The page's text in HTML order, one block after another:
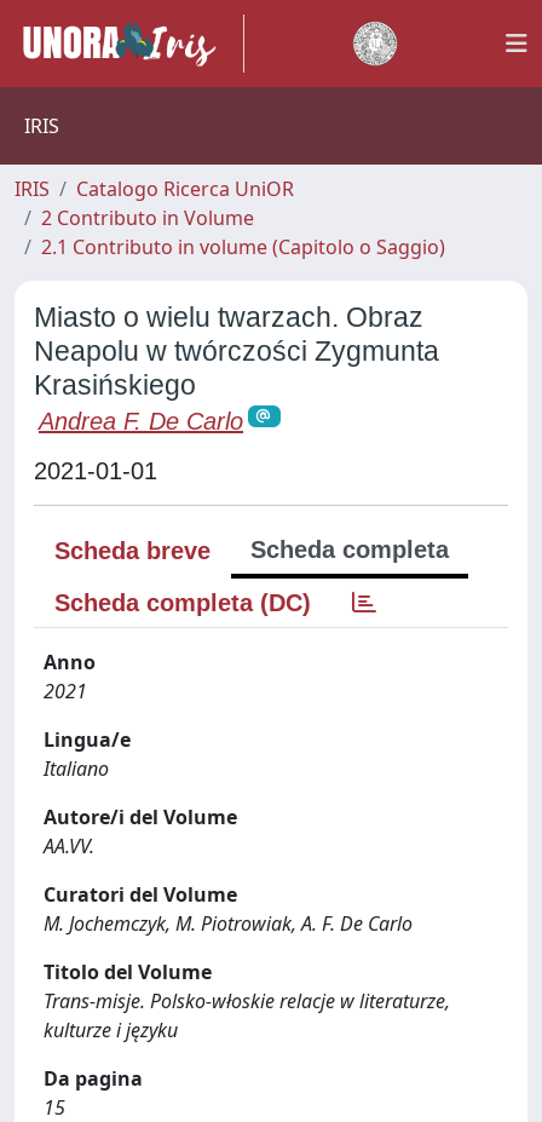
IRIS
IRIS
Catalogo Ricerca UniOR
2 Contributo in Volume
2.1 Contributo in volume (Capitolo o Saggio)
Miasto o wielu twarzach. Obraz
Neapolu w twórczości Zygmunta
Krasińskiego
Andrea F. De Carlo
2021-01-01
Scheda breve
Scheda completa
Scheda completa (DC)
Anno
2021
Lingua/e
Italiano
Autore/i del Volume
AA.VV.
Curatori del Volume
M. Jochemczyk, M. Piotrowiak, A. F. De Carlo
Titolo del Volume
Trans-misje. Polsko-włoskie relacje w literaturze,
kulturze i języku
Da pagina
15